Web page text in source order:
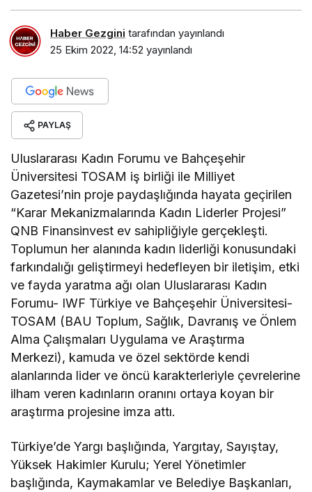
Haber Gezgini tarafından yayınlandı
25 Ekim 2022, 14:52 yayınlandı
PAYLAŞ
Uluslararası Kadın Forumu ve Bahçeşehir
Üniversitesi TOSAM iş birliği ile Milliyet
Gazetesi’nin proje paydaşlığında hayata geçirilen
“Karar Mekanizmalarında Kadın Liderler Projesi”
QNB Finansinvest ev sahipliğiyle gerçekleşti.
Toplumun her alanında kadın liderliği konusundaki
farkındalığı geliştirmeyi hedefleyen bir iletişim, etki
ve fayda yaratma ağı olan Uluslararası Kadın
Forumu- IWF Türkiye ve Bahçeşehir Üniversitesi-
TOSAM (BAU Toplum, Sağlık, Davranış ve Önlem
Alma Çalışmaları Uygulama ve Araştırma
Merkezi), kamuda ve özel sektörde kendi
alanlarında lider ve öncü karakterleriyle çevrelerine
ilham veren kadınların oranını ortaya koyan bir
araştırma projesine imza attı.
Türkiye’de Yargı başlığında, Yargıtay, Sayıştay,
Yüksek Hakimler Kurulu; Yerel Yönetimler
başlığında, Kaymakamlar ve Belediye Başkanları,